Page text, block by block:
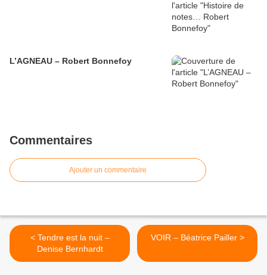
L’AGNEAU – Robert Bonnefoy
Commentaires
Ajouter un commentaire
< Tendre est la nuit –
Denise Bernhardt
VOIR – Béatrice Pailler >